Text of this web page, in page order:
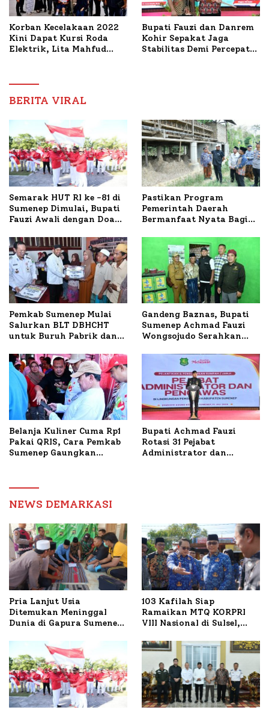
Korban Kecelakaan 2022
Kini Dapat Kursi Roda
Elektrik, Lita Mahfud
Nabil
Bupati Fauzi dan Danrem
Kohir Sepakat Jaga
Stabilitas Demi Percepat
BERITA VIRAL
Semarak HUT RI ke -81 di
Sumenep Dimulai, Bupati
Fauzi Awali dengan Doa
Terbakar
Pastikan Program
Pemerintah Daerah
Bermanfaat Nyata Bagi
Sumenep Tinjau Langsung
Budidaya Lele dan Ayam
Petelur di Desa Bataal
Timur
Pemkab Sumenep Mulai
Salurkan BLT DBHCHT
untuk Buruh Pabrik dan
Gandeng Baznas, Bupati
Sumenep Achmad Fauzi
Wongsojudo Serahkan
Dua Kecamatan
Belanja Kuliner Cuma Rp1
Pakai QRIS, Cara Pemkab
Sumenep Gaungkan
Bupati Achmad Fauzi
Rotasi 31 Pejabat
Administrator dan
NEWS DEMARKASI
Pria Lanjut Usia
Ditemukan Meninggal
Dunia di Gapura Sumenep,
103 Kafilah Siap
Ramaikan MTQ KORPRI
VIII Nasional di Sulsel,